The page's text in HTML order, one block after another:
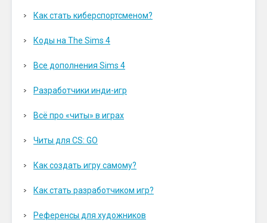
Как стать киберспортсменом?
Коды на The Sims 4
Все дополнения Sims 4
Разработчики инди-игр
Всё про «читы» в играх
Читы для CS: GO
Как создать игру самому?
Как стать разработчиком игр?
Референсы для художников